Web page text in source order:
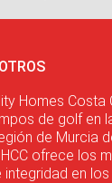
Homes Costa
de golf en
de Murcia
ofrece los
en